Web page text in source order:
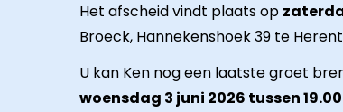
Het afscheid vindt plaats op
Broeck, Hannekenshoek 39 te
U kan Ken nog een laatste groet
woensdag 3 juni 2026 tussen 19.00